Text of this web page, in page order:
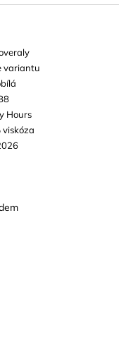
variantu
Hours
viskóza